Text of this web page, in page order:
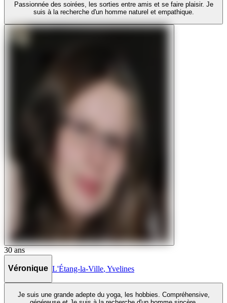
Passionnée des soirées, les sorties entre amis et se faire plaisir. Je
suis à la recherche d'un homme naturel et empathique.
30 ans
Véronique L'Étang-la-Ville Yvelines
Je suis une grande adepte du yoga, les hobbies. Compréhensive,